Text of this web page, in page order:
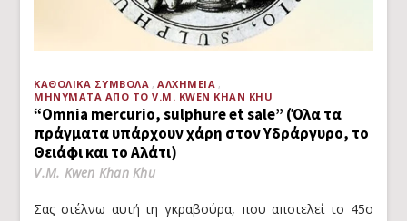
ΚΑΘΟΛΙΚΆ ΣΎΜΒΟΛΑ
ΑΛΧΗΜΕΊΑ
ΜΗΝΎΜΑΤΑ ΑΠΌ ΤΟ V.M. KWEN KHAN KHU
“Omnia mercurio, sulphure et sale” (Όλα τα
πράγματα υπάρχουν χάρη στον Υδράργυρο, το
Θειάφι και το Αλάτι)
V.M. Kwen Khan Khu
Σας στέλνω αυτή τη γκραβούρα, που αποτελεί το 45ο